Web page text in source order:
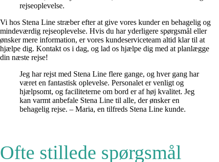
rejseoplevelse.
Vi hos Stena Line stræber efter at give vores kunder en behagelig og
mindeværdig rejseoplevelse. Hvis du har yderligere spørgsmål eller
ønsker mere information, er vores kundeserviceteam altid klar til at
hjælpe dig. Kontakt os i dag, og lad os hjælpe dig med at planlægge
din næste rejse!
Jeg har rejst med Stena Line flere gange, og hver gang har
været en fantastisk oplevelse. Personalet er venligt og
hjælpsomt, og faciliteterne om bord er af høj kvalitet. Jeg
kan varmt anbefale Stena Line til alle, der ønsker en
behagelig rejse. – Maria, en tilfreds Stena Line kunde.
Ofte stillede spørgsmål